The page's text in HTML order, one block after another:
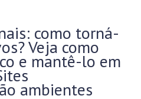
como torná-
Veja como
e mantê-lo em
ambientes